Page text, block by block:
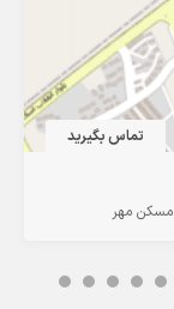
تماس بگیرید
مسکن مهر